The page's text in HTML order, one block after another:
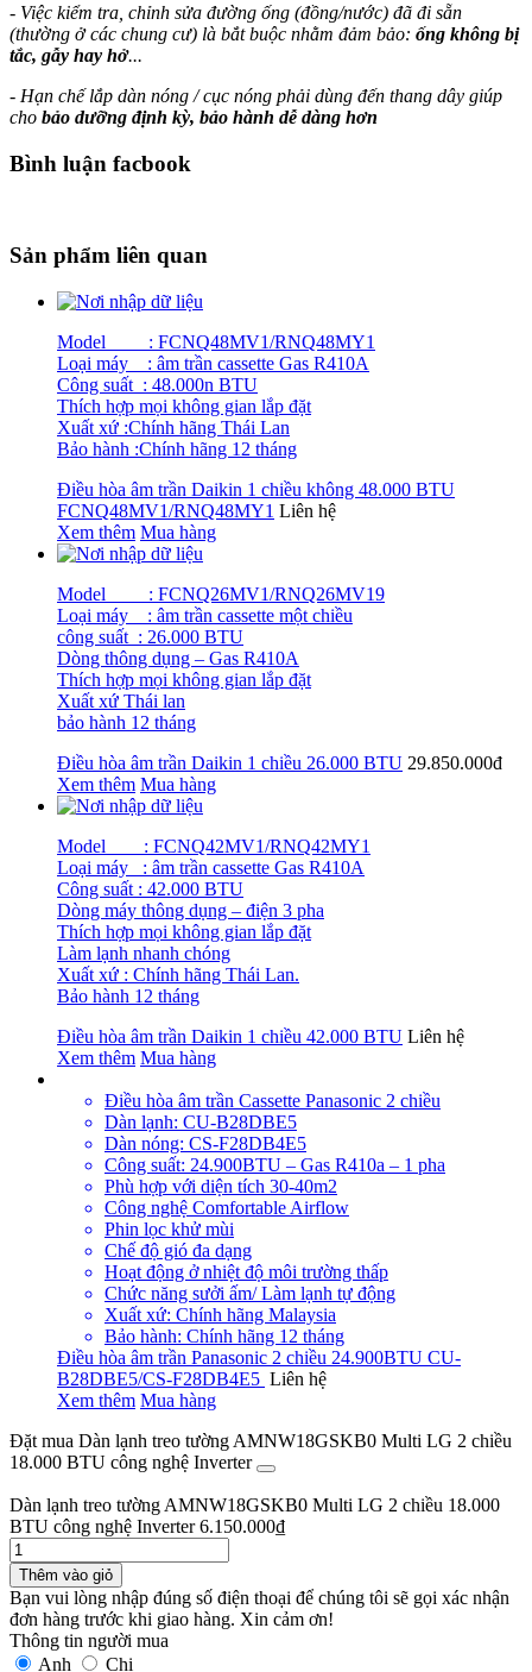
- Việc kiểm tra, chỉnh sửa đường ống (đồng/nước) đã đi sẵn
(thường ở các chung cư) là bắt buộc nhằm đảm bảo: ống không bị
tắc, gẫy hay hở...
- Hạn chế lắp dàn nóng / cục nóng phải dùng đến thang dây giúp
cho bảo dưỡng định kỳ, bảo hành dễ dàng hơn
Bình luận facbook
Sản phẩm liên quan
Model : FCNQ48MV1/RNQ48MY1
Loại máy : âm trần cassette Gas R410A
Công suất : 48.000n BTU
Thích hợp mọi không gian lắp đặt
Xuất xứ :Chính hãng Thái Lan
Bảo hành :Chính hãng 12 tháng
Điều hòa âm trần Daikin 1 chiều không 48.000 BTU
FCNQ48MV1/RNQ48MY1 Liên hệ
Xem thêm Mua hàng
Model : FCNQ26MV1/RNQ26MV19
Loại máy : âm trần cassette một chiều
công suất : 26.000 BTU
Dòng thông dụng – Gas R410A
Thích hợp mọi không gian lắp đặt
Xuất xứ Thái lan
bảo hành 12 tháng
Điều hòa âm trần Daikin 1 chiều 26.000 BTU 29.850.000đ
Xem thêm Mua hàng
Model : FCNQ42MV1/RNQ42MY1
Loại máy : âm trần cassette Gas R410A
Công suất : 42.000 BTU
Dòng máy thông dụng – điện 3 pha
Thích hợp mọi không gian lắp đặt
Làm lạnh nhanh chóng
Xuất xứ : Chính hãng Thái Lan.
Bảo hành 12 tháng
Điều hòa âm trần Daikin 1 chiều 42.000 BTU Liên hệ
Xem thêm Mua hàng
Điều hòa âm trần Cassette Panasonic 2 chiều
Dàn lạnh: CU-B28DBE5
Dàn nóng: CS-F28DB4E5
Công suất: 24.900BTU – Gas R410a – 1 pha
Phù hợp với diện tích 30-40m2
Công nghệ Comfortable Airflow
Phin lọc khử mùi
Chế độ gió đa dạng
Hoạt động ở nhiệt độ môi trường thấp
Chức năng sưởi ấm/ Làm lạnh tự động
Xuất xứ: Chính hãng Malaysia
Bảo hành: Chính hãng 12 tháng
Điều hòa âm trần Panasonic 2 chiều 24.900BTU CU-
B28DBE5/CS-F28DB4E5 Liên hệ
Xem thêm Mua hàng
Đặt mua Dàn lạnh treo tường AMNW18GSKB0 Multi LG 2 chiều
18.000 BTU công nghệ Inverter
Dàn lạnh treo tường AMNW18GSKB0 Multi LG 2 chiều 18.000
BTU công nghệ Inverter 6.150.000₫
Thêm vào giỏ
Bạn vui lòng nhập đúng số điện thoại để chúng tôi sẽ gọi xác nhận
đơn hàng trước khi giao hàng. Xin cảm ơn!
Thông tin người mua
Anh
Chị